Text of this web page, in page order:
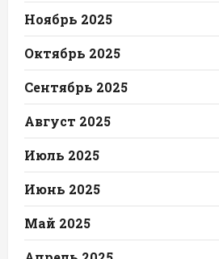
Ноябрь 2025
Октябрь 2025
Сентябрь 2025
Август 2025
Июль 2025
Июнь 2025
Май 2025